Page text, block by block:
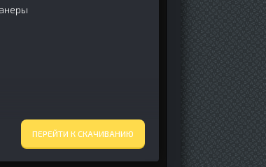
ПЕРЕЙТИ К СКАЧИВАНИЮ